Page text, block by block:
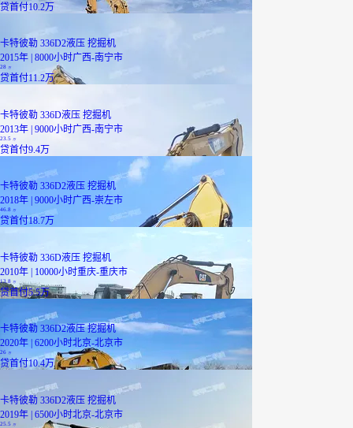
已降11.0万
贷首付10.2万
卡特彼勒 336D2液压 挖掘机
2015年 | 8000小时广西-南宁市
28 万
贷首付11.2万
卡特彼勒 336D液压 挖掘机
2013年 | 9000小时广西-南宁市
23.5
贷首付9.4万
卡特彼勒 336D2液压 挖掘机
2018年 | 9000小时广西-崇左市
46.8 万
贷首付18.7万
卡特彼勒 336D液压 挖掘机
2010年 | 10000小时重庆-重庆市
13.8
贷首付5.5万
卡特彼勒 336D2液压 挖掘机
2020年 | 6200小时北京-北京市
26 万
贷首付10.4万
卡特彼勒 336D2液压 挖掘机
2019年 | 6500小时北京-北京市
25.5